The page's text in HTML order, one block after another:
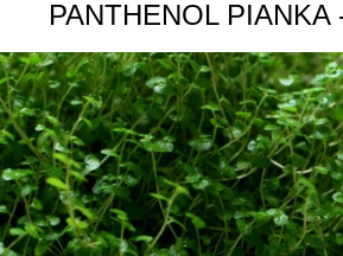
PANTHENOL PIANKA